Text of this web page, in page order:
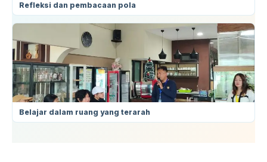
Refleksi dan pembacaan pola
Belajar dalam ruang yang terarah